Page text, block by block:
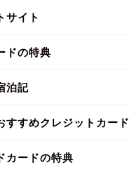
サイト
ドの特典
泊記
すすめクレジットカード
カードの特典